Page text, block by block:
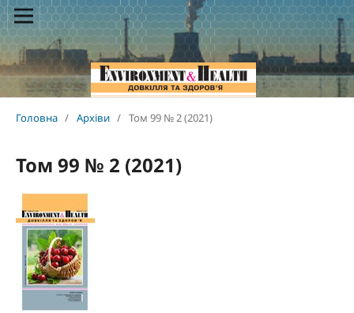
Головна / Архіви / Том 99 № 2 (2021)
Том 99 № 2 (2021)